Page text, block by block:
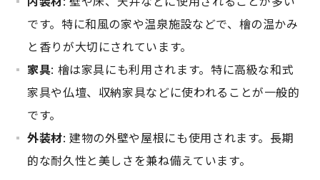
です。特に和風の家や温泉施設などで、檜の温かみ
と香りが大切にされています。
家具: 檜は家具にも利用されます。特に高級な和式
家具や仏壇、収納家具などに使われることが一般的
です。
外装材: 建物の外壁や屋根にも使用されます。長期
的な耐久性と美しさを兼ね備えています。